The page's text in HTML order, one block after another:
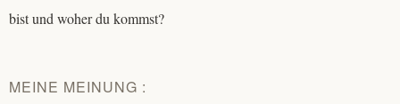
bist und woher du kommst?
MEINE MEINUNG :